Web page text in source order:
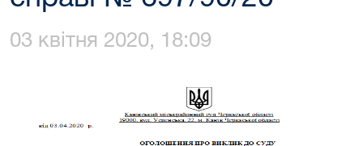
03 квітня 2020, 18:09